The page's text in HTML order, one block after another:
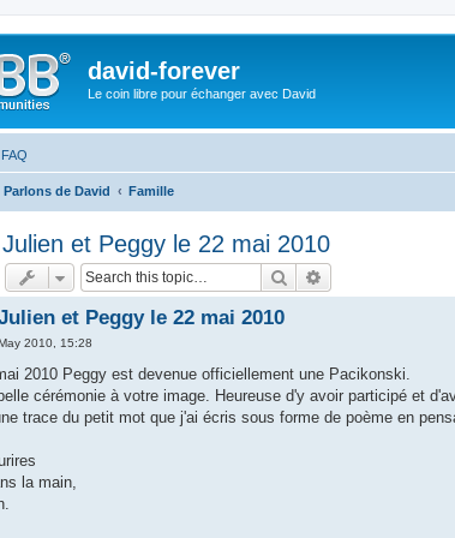
david-forever
Le coin libre pour échanger avec David
FAQ
Parlons de David Famille
et Peggy le 22 mai 2010
Search
et Peggy le 22 mai 2010
2010, 15:28
2010 Peggy est devenue officiellement une Pacikonski.
cérémonie à votre image. Heureuse d'y avoir participé et
trace du petit mot que j'ai écris sous forme de poème en
la main,